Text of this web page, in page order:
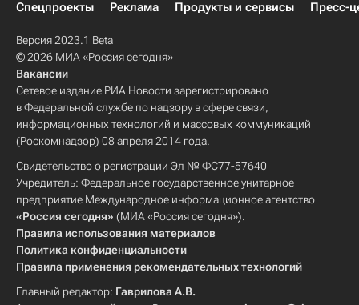
Спецпроекты
Реклама Продукты и сервисы Пресс-
Версия 2023.1 Beta
© 2026 МИА «Россия сегодня»
Вакансии
Сетевое издание РИА Новости зарегистрировано
в Федеральной службе по надзору в сфере связи,
информационных технологий и массовых коммуникаций
(Роскомнадзор) 08 апреля 2014 года.
Свидетельство о регистрации Эл № ФС77-57640
Учредитель: Федеральное государственное унитарное
предприятие Международное информационное агентство
«Россия сегодня» (МИА «Россия сегодня»).
Правила использования материалов
Политика конфиденциальности
Правила применения рекомендательных технологий
Главный редактор: Гаврилова А.В.